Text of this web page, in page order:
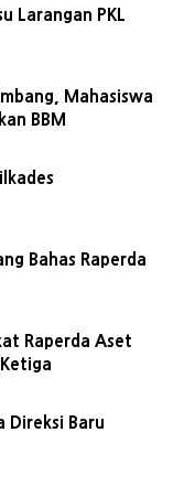
Larangan PKL
Mahasiswa
BBM
Bahas Raperda
Raperda Aset
Direksi Baru